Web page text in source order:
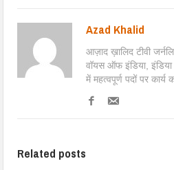
Azad Khalid
आज़ाद ख़ालिद टीवी
वॉयस ऑफ इंडिया,
में महत्वपूर्ण पदों पर
Related posts